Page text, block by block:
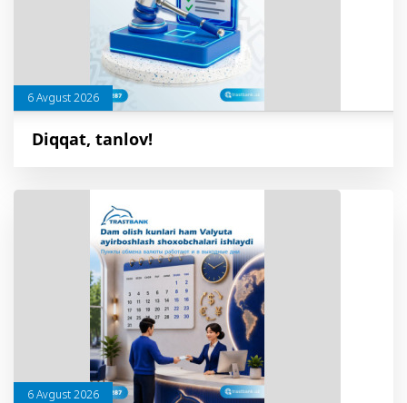
6 Avgust 2026
Diqqat, tanlov!
6 Avgust 2026